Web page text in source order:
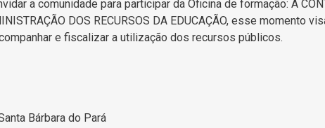
a comunidade para participar da Oficina de formação: A
DOS RECURSOS DA EDUCAÇÃO, esse momento
e fiscalizar a utilização dos recursos públicos.
Bárbara do Pará